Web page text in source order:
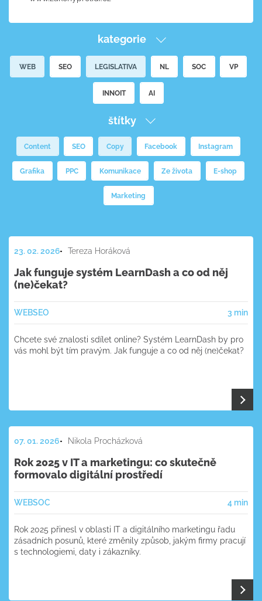
23. 02. 2026 Tereza Horáková
Jak funguje systém LearnDash a co od něj
(ne)čekat?
WEBSEO 3 min
Chcete své znalosti sdílet online? Systém LearnDash by pro
vás mohl být tím pravým. Jak funguje a co od něj (ne)čekat?
07. 01. 2026 Nikola Procházková
Rok 2025 v IT a marketingu: co skutečně
formovalo digitální prostředí
WEBSOC 4 min
Rok 2025 přinesl v oblasti IT a digitálního marketingu řadu
zásadních posunů, které změnily způsob, jakým firmy pracují
s technologiemi, daty i zákazníky.
kategorie
WEB SEO LEGISLATIVA NL SOC VP
INNOIT AI
štítky
Content SEO Copy Facebook Instagram
Grafika PPC Komunikace Ze života E-shop
Marketing